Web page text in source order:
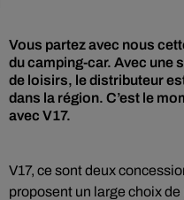
Vous partez avec nous
du camping-car. Avec une
de loisirs, le distributeur
dans la région. C’est le
avec V17.
V17, ce sont deux
proposent un large choix